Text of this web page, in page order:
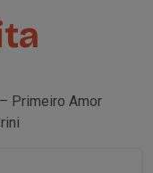
Primeiro Amor